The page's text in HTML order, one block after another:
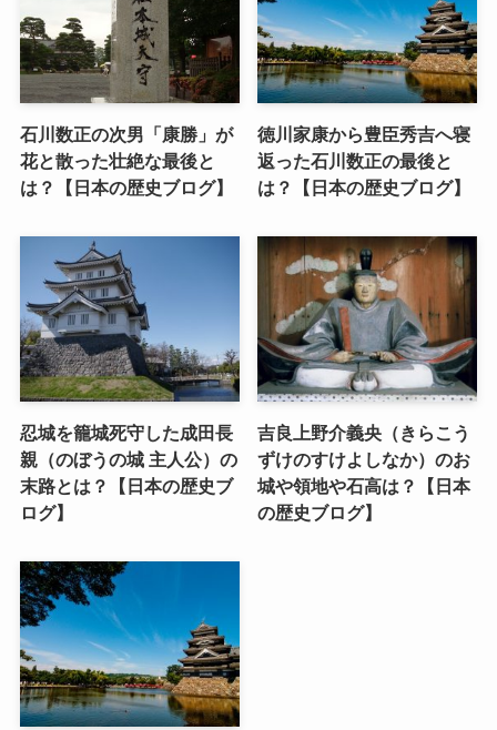
石川数正の次男「康勝」が
花と散った壮絶な最後と
は？【日本の歴史ブログ】
徳川家康から豊臣秀吉へ寝
返った石川数正の最後と
は？【日本の歴史ブログ】
忍城を籠城死守した成田長
親（のぼうの城 主人公）の
末路とは？【日本の歴史ブ
ログ】
吉良上野介義央（きらこう
ずけのすけよしなか）のお
城や領地や石高は？【日本
の歴史ブログ】